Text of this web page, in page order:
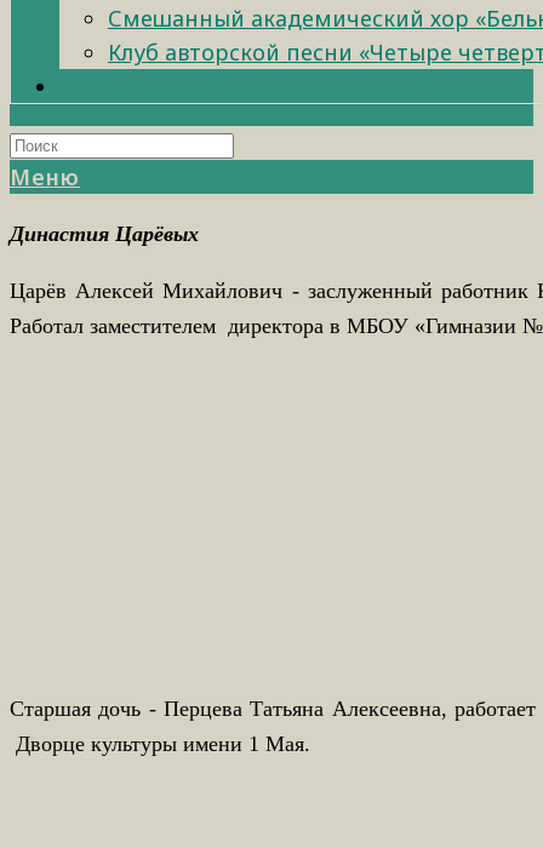
Смешанный академический хор
Клуб авторской песни «Четыре
Меню
Династия Царёвых
Царёв Алексей Михайлович - заслуженный работник
Работал заместителем директора в МБОУ «Гимназии №
Старшая дочь - Перцева Татьяна Алексеевна,
Дворце культуры имени 1 Мая.